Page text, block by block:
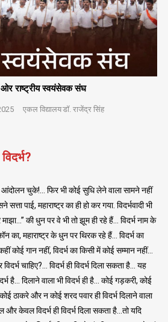
ओर राष्ट्रीय स्वयंसेवक संघ
एकल विद्यालयडॉ. राजेंद्र सिंह
चुके!… फिर भी कोई सुधि लेने वाला सामने नहीं
पाई, महाराष्ट्र का ही हो कर गया. विदर्भवादी भी
की धुन पर वे भी तो झूम ही रहे हैं… विदर्भ नाम के
का, महाराष्ट्र के धुन पर थिरक रहे हैं… विदर्भ का
कोई गान नहीं, विदर्भ का किसी में कोई सम्मान नहीं…
चाहिए?… विदर्भ ही विदर्भ दिला सकता है… यह
है… दिलाने वाला भी विदर्भ ही है… कोई गड़करी, कोई
ठाकरे और न कोई शरद पवार ही विदर्भ दिलाने वाला
और केवल विदर्भ ही विदर्भ दिला सकता है…तो यदि